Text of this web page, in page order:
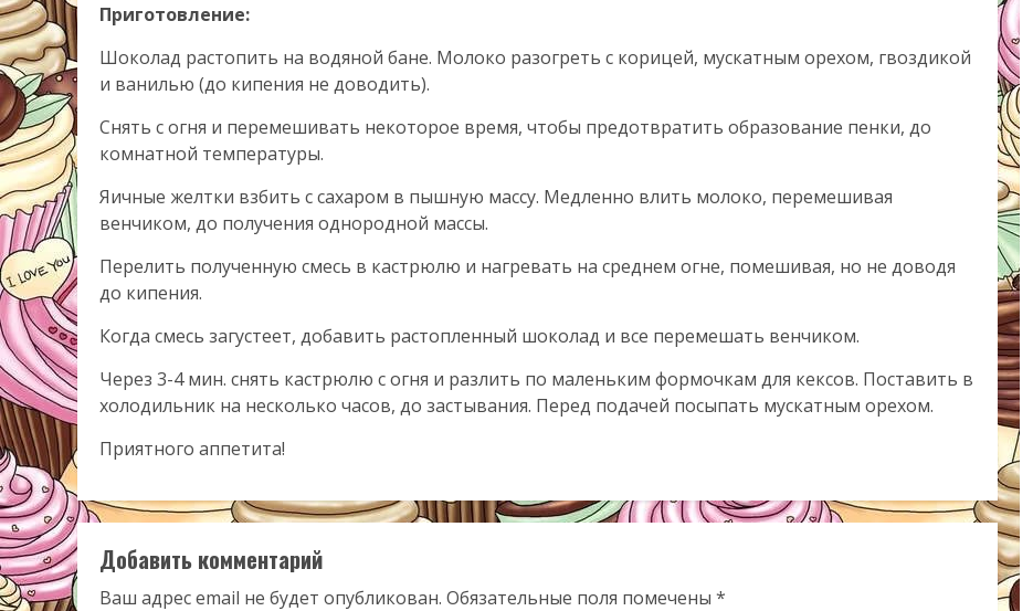
Приготовление:
Шоколад растопить на водяной бане. Молоко разогреть с корицей, мускатным орехом, гвоздикой
и ванилью (до кипения не доводить).
Снять с огня и перемешивать некоторое время, чтобы предотвратить образование пенки, до
комнатной температуры.
Яичные желтки взбить с сахаром в пышную массу. Медленно влить молоко, перемешивая
венчиком, до получения однородной массы.
Перелить полученную смесь в кастрюлю и нагревать на среднем огне, помешивая, но не доводя
до кипения.
Когда смесь загустеет, добавить растопленный шоколад и все перемешать венчиком.
Через 3-4 мин. снять кастрюлю с огня и разлить по маленьким формочкам для кексов. Поставить в
холодильник на несколько часов, до застывания. Перед подачей посыпать мускатным орехом.
Приятного аппетита!
Добавить комментарий
Ваш адрес email не будет опубликован. Обязательные поля помечены *